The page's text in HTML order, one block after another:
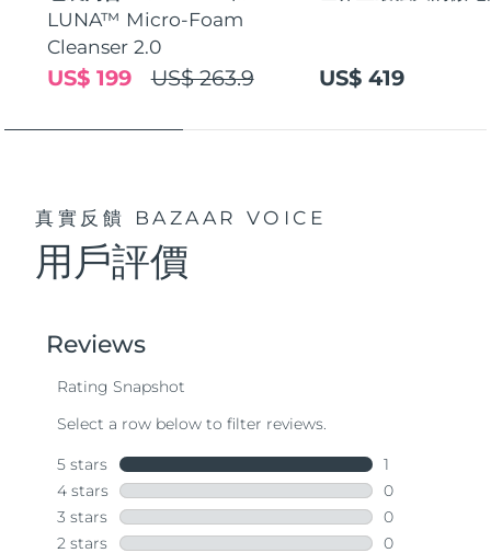
LUNA™ Micro-Foam
Cleanser 2.0
US$ 263.9
US$ 199 US$ 419
真實反饋 BAZAAR VOICE
用戶評價